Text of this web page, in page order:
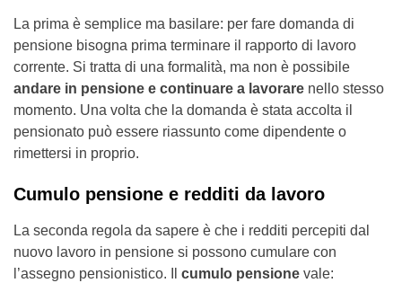
La prima è semplice ma basilare: per fare domanda di
pensione bisogna prima terminare il rapporto di lavoro
corrente. Si tratta di una formalità, ma non è possibile
andare in pensione e continuare a lavorare nello stesso
momento. Una volta che la domanda è stata accolta il
pensionato può essere riassunto come dipendente o
rimettersi in proprio.
Cumulo pensione e redditi da lavoro
La seconda regola da sapere è che i redditi percepiti dal
nuovo lavoro in pensione si possono cumulare con
l’assegno pensionistico. Il cumulo pensione vale: